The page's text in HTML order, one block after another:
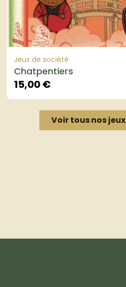
Jeux de société
Chatpentiers
15,00€
Voir tous nos jeux